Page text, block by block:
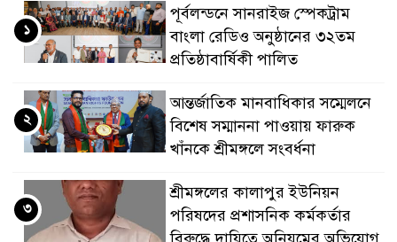
পূর্বলন্ডনে সানরাইজ স্পেকট্রাম
বাংলা রেডিও অনুষ্ঠানের ৩২তম
প্রতিষ্ঠাবার্ষিকী পালিত
১
আন্তর্জাতিক মানবাধিকার সম্মেলনে
বিশেষ সম্মাননা পাওয়ায় ফারুক
খাঁনকে শ্রীমঙ্গলে সংবর্ধনা
২
শ্রীমঙ্গলের কালাপুর ইউনিয়ন
পরিষদের প্রশাসনিক কর্মকর্তার
৩